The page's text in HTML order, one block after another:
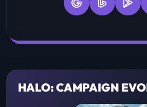
HALO: CAMPAIGN